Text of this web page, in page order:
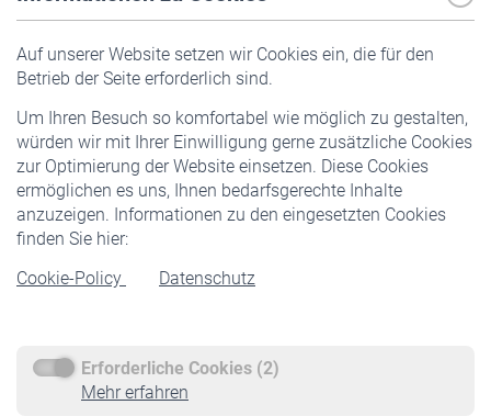
Auf unserer Website setzen wir Cookies ein, die für den
Betrieb der Seite erforderlich sind.
Um Ihren Besuch so komfortabel wie möglich zu gestalten,
würden wir mit Ihrer Einwilligung gerne zusätzliche Cookies
zur Optimierung der Website einsetzen. Diese Cookies
ermöglichen es uns, Ihnen bedarfsgerechte Inhalte
anzuzeigen. Informationen zu den eingesetzten Cookies
finden Sie hier:
Cookie-Policy
Datenschutz
Erforderliche Cookies (2)
Mehr erfahren
Pflichtversicherung
Staatliche Förderung
Veranstaltungen
Rentner
Rentenbeginn
Rente beantragen
Service
Informationen